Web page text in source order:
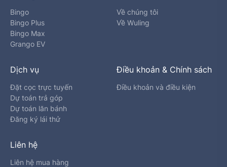
Bingo
Bingo Plus
Bingo Max
Grango EV
Về chúng tôi
Về Wuling
Dịch vụ
Đặt cọc trực tuyến
Dự toán trả góp
Dự toán lăn bánh
Đăng ký lái thử
Điều khoản & Chính sách
Điều khoản và điều kiện
Liên hệ
Liên hệ mua hàng